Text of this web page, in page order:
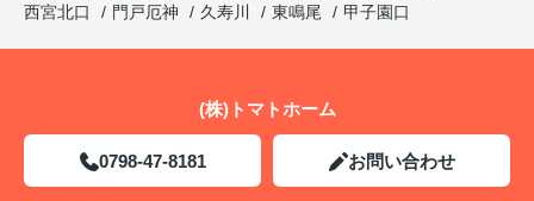
西宮北口
門戸厄神 久寿川 東鳴尾 甲子園口
(株)トマトホーム
0798-47-8181 お問い合わせ